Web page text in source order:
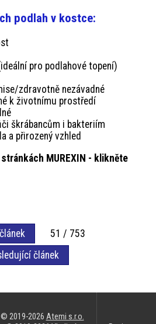
podlah v kostce:
pro podlahové topení)
zdravotně nezávadné
k životnímu prostředí
škrábancům i bakteriím
a přirozený vzhled
MUREXIN - klikněte
51 / 753
článek
2019-2026 Atemi s.r.o.